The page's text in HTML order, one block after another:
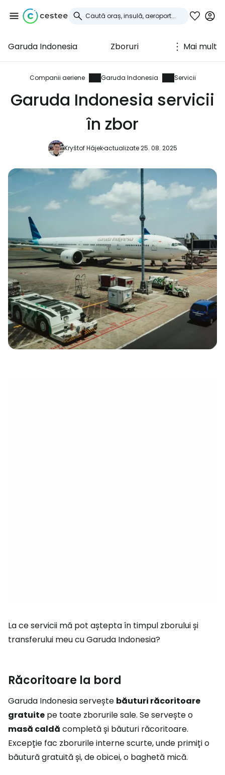
Garuda Indonesia Zboruri Mai mult
Companii aeriene Garuda Indonesia Servicii
Garuda Indonesia servicii
în zbor
Kryštof Hájekactualizate 25. 08. 2025
La ce servicii mă pot aștepta în timpul zborului și
transferului meu cu Garuda Indonesia?
Răcoritoare la bord
Garuda Indonesia servește băuturi răcoritoare
gratuite pe toate zborurile sale. Se servește o
masă caldă completă și băuturi răcoritoare.
Excepție fac zborurile interne scurte, unde primiți o
băutură gratuită și, de obicei, o baghetă mică.
Conectați-vă la
Cestee
... comunitatea mondială a călătorilor
Continuați cu Facebook
Continuați cu e-mailul